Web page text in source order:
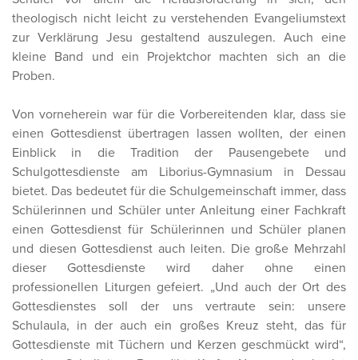
theologisch nicht leicht zu verstehenden Evangeliumstext
zur Verklärung Jesu gestaltend auszulegen. Auch eine
kleine Band und ein Projektchor machten sich an die
Proben.
Von vorneherein war für die Vorbereitenden klar, dass sie
einen Gottesdienst übertragen lassen wollten, der einen
Einblick in die Tradition der Pausengebete und
Schulgottesdienste am Liborius-Gymnasium in Dessau
bietet. Das bedeutet für die Schulgemeinschaft immer, dass
Schülerinnen und Schüler unter Anleitung einer Fachkraft
einen Gottesdienst für Schülerinnen und Schüler planen
und diesen Gottesdienst auch leiten. Die große Mehrzahl
dieser Gottesdienste wird daher ohne einen
professionellen Liturgen gefeiert. „Und auch der Ort des
Gottesdienstes soll der uns vertraute sein: unsere
Schulaula, in der auch ein großes Kreuz steht, das für
Gottesdienste mit Tüchern und Kerzen geschmückt wird“,